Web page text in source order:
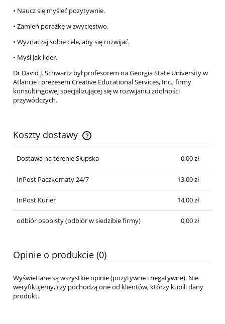
• Naucz się myśleć pozytywnie.
• Zamień porażkę w zwycięstwo.
• Wyznaczaj sobie cele, aby się rozwijać.
• Myśl jak lider.
Dr David J. Schwartz był profesorem na Georgia State University w
Atlancie i prezesem Creative Educational Services, Inc., firmy
konsultingowej specjalizującej się w rozwijaniu zdolności
przywódczych.
Koszty dostawy
Cena nie zawiera ewentualnych kosztów płatności
Dostawa na terenie Słupska
0,00 zł
InPost Paczkomaty 24/7 13,00 zł
InPost Kurier 14,00 zł
odbiór osobisty(odbiór w siedzibie firmy) 0,00 zł
Opinie o produkcie (0)
Wyświetlane są wszystkie opinie (pozytywne i negatywne). Nie
weryfikujemy, czy pochodzą one od klientów, którzy kupili dany
produkt.